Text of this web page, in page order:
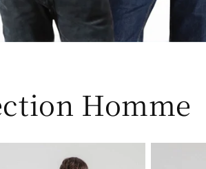
Homme